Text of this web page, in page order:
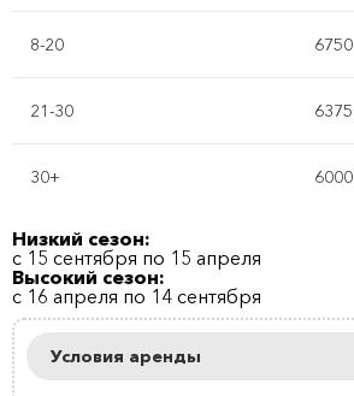
8-20 6750
21-30 6375
30+ 6000
Низкий сезон:
с 15 сентября по 15 апреля
Высокий сезон:
с 16 апреля по 14 сентября
Условия аренды